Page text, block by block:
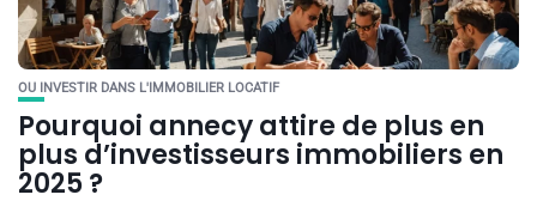
OU INVESTIR DANS L'IMMOBILIER LOCATIF
Pourquoi annecy attire de plus en
plus d’investisseurs immobiliers en
2025 ?